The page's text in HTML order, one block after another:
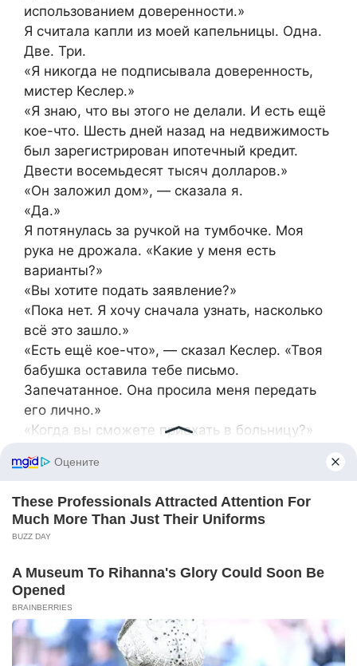
использованием доверенности.»
Я считала капли из моей капельницы. Одна.
Две. Три.
«Я никогда не подписывала доверенность,
мистер Кеслер.»
«Я знаю, что вы этого не делали. И есть ещё
кое-что. Шесть дней назад на недвижимость
был зарегистрирован ипотечный кредит.
Двести восемьдесят тысяч долларов.»
«Он заложил дом», — сказала я.
«Да.»
Я потянулась за ручкой на тумбочке. Моя
рука не дрожала. «Какие у меня есть
варианты?»
«Вы хотите подать заявление?»
«Пока нет. Я хочу сначала узнать, насколько
всё это зашло.»
«Есть ещё кое-что», — сказал Кеслер. «Твоя
бабушка оставила тебе письмо.
Запечатанное. Она просила меня передать
его лично.»
«Когда вы сможете приехать в больницу?»
В ту ночь мой отец снова пришёл, принёс
испекла Мередит. Он поцеловал меня в лоб и
сел с вздохом человека, несущего огромный
всю свою жизнь.
«Врачи говорят, что ты выйдешь через
неделю», — сказал он, сжимая мою руку.
«Мы обо всем позаботимся.»
«Спасибо, папа.»